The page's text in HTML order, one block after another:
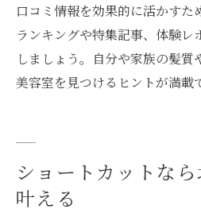
口コミ情報を効果的に活かすた
ランキングや特集記事、体験レ
しましょう。自分や家族の髪質
美容室を見つけるヒントが満載
ショートカットな
叶える